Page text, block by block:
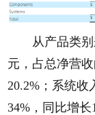
从产品类别
元，占总净营
20.2%；系统收
34%，同比增长